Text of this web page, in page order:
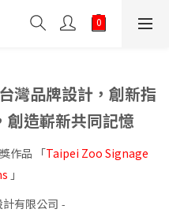
灣品牌設計，創新指
創造嶄新共同記憶
作品 「Taipei Zoo Signage
」
有限公司 -